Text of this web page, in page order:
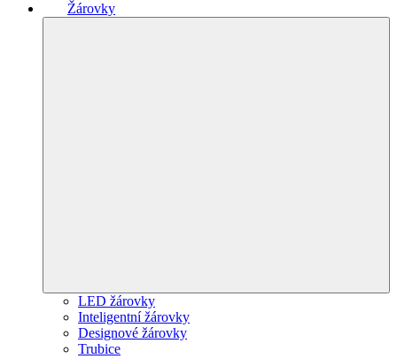
Žárovky
LED žárovky
Inteligentní žárovky
Designové žárovky
Trubice